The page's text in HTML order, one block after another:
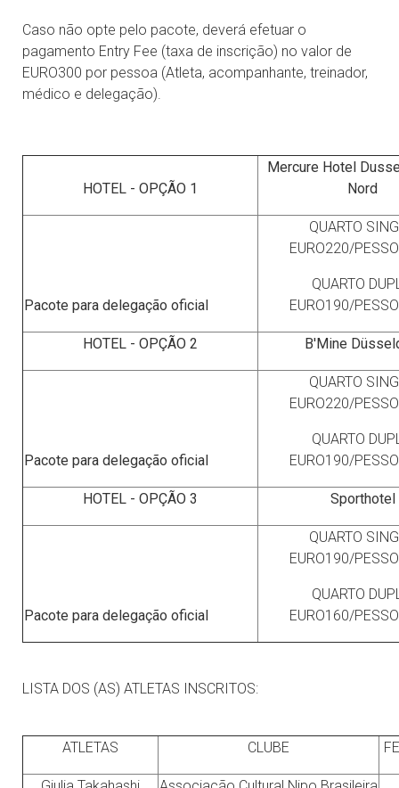
Caso não opte pelo pacote, deverá efetuar o
pagamento Entry Fee (taxa de inscrição) no valor de
EURO300 por pessoa (Atleta, acompanhante, treinador,
médico e delegação).
HOTEL - OPÇÃO 1
Mercure Hotel
Nord
Pacote para delegação oficial
QUARTO
EURO220/
QUARTO
EURO190/
HOTEL - OPÇÃO 2 B'Mine
Pacote para delegação oficial
QUARTO
EURO220/
QUARTO
EURO190/
HOTEL - OPÇÃO 3 Sporthotel
Pacote para delegação oficial
QUARTO
EURO190/
QUARTO
EURO160/
LISTA DOS (AS) ATLETAS INSCRITOS:
ATLETAS CLUBE